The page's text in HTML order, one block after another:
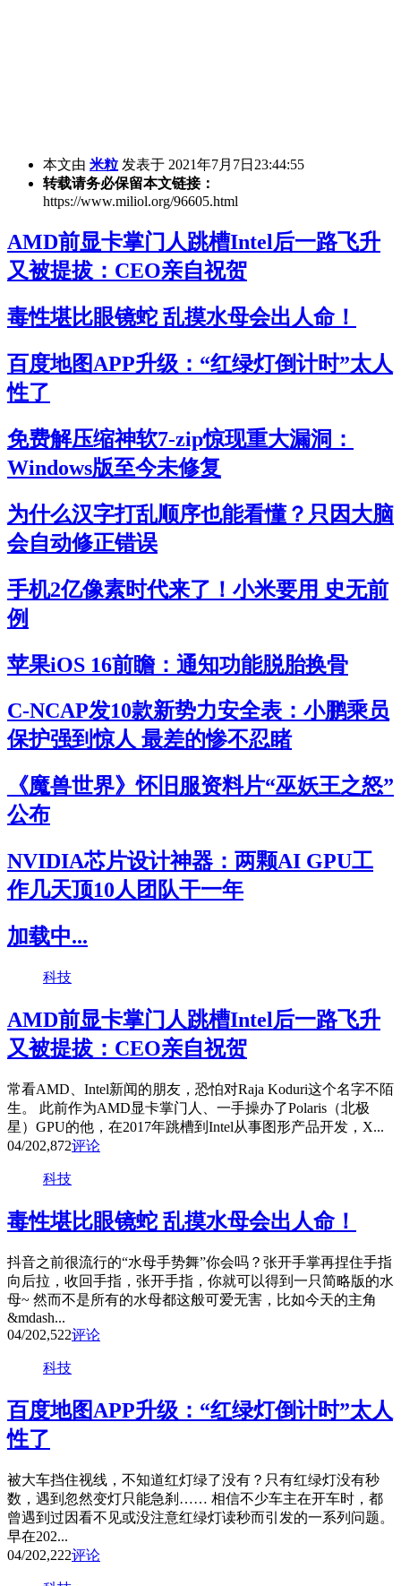
本文由 米粒 发表于 2021年7月7日23:44:55
转载请务必保留本文链接：
https://www.miliol.org/96605.html
AMD前显卡掌门人跳槽Intel后一路飞升
又被提拔：CEO亲自祝贺
毒性堪比眼镜蛇 乱摸水母会出人命！
百度地图APP升级：“红绿灯倒计时”太人
性了
免费解压缩神软7-zip惊现重大漏洞：
Windows版至今未修复
为什么汉字打乱顺序也能看懂？只因大脑
会自动修正错误
手机2亿像素时代来了！小米要用 史无前
例
苹果iOS 16前瞻：通知功能脱胎换骨
C-NCAP发10款新势力安全表：小鹏乘员
保护强到惊人 最差的惨不忍睹
《魔兽世界》怀旧服资料片“巫妖王之怒”
公布
NVIDIA芯片设计神器：两颗AI GPU工
作几天顶10人团队干一年
加载中...
科技
AMD前显卡掌门人跳槽Intel后一路飞升
又被提拔：CEO亲自祝贺
常看AMD、Intel新闻的朋友，恐怕对Raja Koduri这个名字不陌
生。 此前作为AMD显卡掌门人、一手操办了Polaris（北极
星）GPU的他，在2017年跳槽到Intel从事图形产品开发，X...
04/202,872评论
科技
毒性堪比眼镜蛇 乱摸水母会出人命！
抖音之前很流行的“水母手势舞”你会吗？张开手掌再捏住手指
向后拉，收回手指，张开手指，你就可以得到一只简略版的水
母~ 然而不是所有的水母都这般可爱无害，比如今天的主角
&mdash...
04/202,522评论
科技
百度地图APP升级：“红绿灯倒计时”太人
性了
被大车挡住视线，不知道红灯绿了没有？只有红绿灯没有秒
数，遇到忽然变灯只能急刹…… 相信不少车主在开车时，都
曾遇到过因看不见或没注意红绿灯读秒而引发的一系列问题。
早在202...
04/202,222评论